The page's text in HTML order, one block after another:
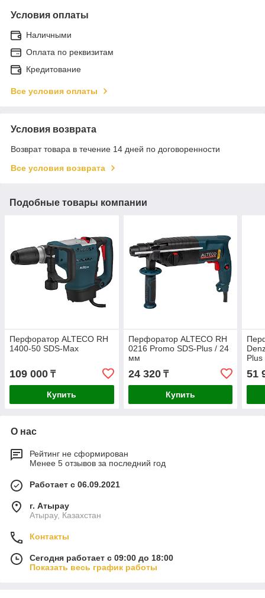
Условия оплаты
Наличными
Оплата по реквизитам
Кредитование
Все условия оплаты
Условия возврата
Возврат товара в течение 14 дней по договоренности
Все условия возврата
Подобные товары компании
Перфоратор ALTECO RH
1400-50 SDS-Max
109 000 ₸
Купить
Перфоратор ALTECO RH
0216 Promo SDS-Plus / 24
мм
24 320₸
Купить
51
О нас
Рейтинг не сформирован
Менее 5 отзывов за последний год
Работает с 06.09.2021
г. Атырау
Атырау, Казахстан
Контакты
Сегодня работает с 09:00 до 18:00
Показать весь график работы